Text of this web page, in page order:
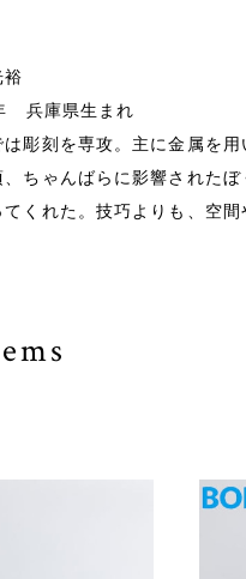
裕
兵庫県生まれ
は彫刻を専攻。主に金属を
、ちゃんばらに影響された
てくれた。技巧よりも、空間